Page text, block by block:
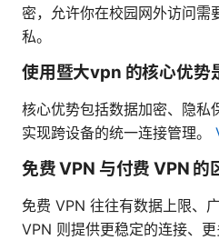
密，允许你在校园网外访问需
私。
使用暨大vpn 的核心优势
核心优势包括数据加密、隐私
实现跨设备的统一连接管理。
免费 VPN 与付费 VPN 的
免费 VPN 往往有数据上限、
VPN 则提供更稳定的连接、